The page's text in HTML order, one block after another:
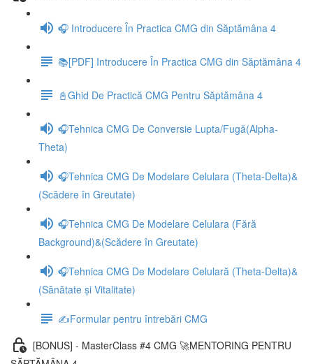
🎧 Introducere În Practica CMG din Săptămâna 4
📚[PDF] Introducere În Practica CMG din Săptămâna 4
📓Ghid De Practică CMG Pentru Săptămâna 4
🎧Tehnica CMG De Conversie Lupta/Fugă(Alpha-
Theta)
🎧Tehnica CMG De Modelare Celulara (Theta-Delta)&
(Scădere în Greutate)
🎧Tehnica CMG De Modelare Celulara (Fără
Background)&(Scădere în Greutate)
🎧Tehnica CMG De Modelare Celulară (Theta-Delta)&
(Sănătate și Vitalitate)
✍️Formular pentru întrebări CMG
[BONUS] - MasterClass #4 CMG 🚀MENTORING PENTRU